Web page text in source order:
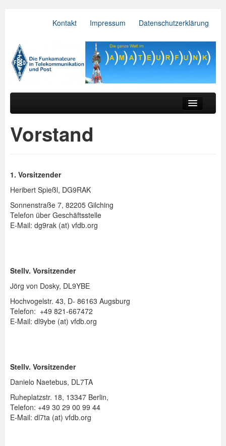
Kontakt Impressum Datenschutzerklärung
VFDB e.V.
Hauptmenü
Der Verein
BV & OV
Relais
Downloads
Vorstand
1. Vorsitzender
Heribert Spießl, DG9RAK
Sonnenstraße 7, 82205 Gilching
Telefon über Geschäftsstelle
E-Mail: dg9rak (at) vfdb.org
Stellv. Vorsitzender
Jörg von Dosky, DL9YBE
Hochvogelstr. 43, D- 86163 Augsburg
Telefon: +49 821-667472
E-Mail: dl9ybe (at) vfdb.org
Stellv. Vorsitzender
Danielo Naetebus, DL7TA
Ruheplatzstr. 18, 13347 Berlin,
Telefon: +49 30 29 00 99 44
E-Mail: dl7ta (at) vfdb.org